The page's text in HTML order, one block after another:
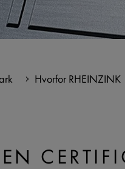
Hvorfor RHEINZINK